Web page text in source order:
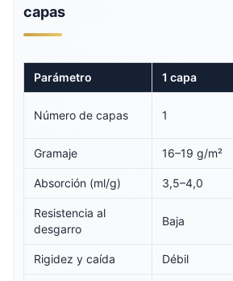
capas
Parámetro 1 capa
Número de capas 1
Gramaje 16–19 g/m²
Absorción (ml/g) 3,5–4,0
Resistencia al
desgarro
Baja
Rigidez y caída Débil